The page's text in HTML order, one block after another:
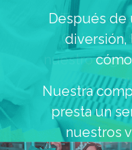
Tu
Quicentro
nuestro